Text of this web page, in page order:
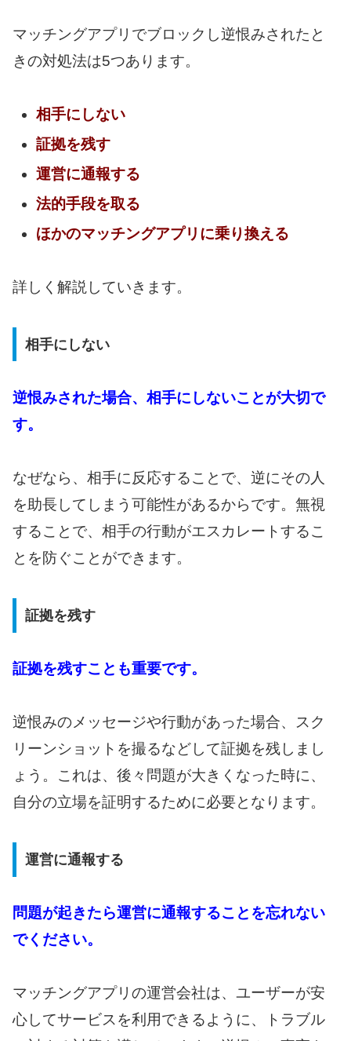
マッチングアプリでブロックし逆恨みされたと
きの対処法は5つあります。
相手にしない
証拠を残す
運営に通報する
法的手段を取る
ほかのマッチングアプリに乗り換える
詳しく解説していきます。
相手にしない
逆恨みされた場合、相手にしないことが大切で
す。
なぜなら、相手に反応することで、逆にその人
を助長してしまう可能性があるからです。無視
することで、相手の行動がエスカレートするこ
とを防ぐことができます。
証拠を残す
証拠を残すことも重要です。
逆恨みのメッセージや行動があった場合、スク
リーンショットを撮るなどして証拠を残しまし
ょう。これは、後々問題が大きくなった時に、
自分の立場を証明するために必要となります。
運営に通報する
問題が起きたら運営に通報することを忘れない
でください。
マッチングアプリの運営会社は、ユーザーが安
心してサービスを利用できるように、トラブル